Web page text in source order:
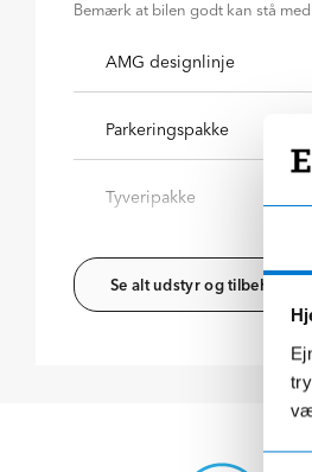
Bemærk at bilen godt kan stå
AMG designlinje
Parkeringspakke
Tyveripakke
Se alt udstyr og tilbehør